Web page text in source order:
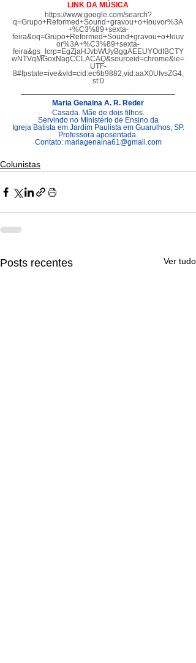
LINK DA MÚSICA
https://www.google.com/search?
q=Grupo+Reformed+Sound+gravou+o+louvor%3A
+%C3%89+sexta-
feira&oq=Grupo+Reformed+Sound+gravou+o+louv
or%3A+%C3%89+sexta-
feira&gs_lcrp=EgZjaHJvbWUyBggAEEUYOdIBCTY
wNTVqMGoxNagCCLACAQ&sourceid=chrome&ie=
UTF-
8#fpstate=ive&vld=cid:ec6b9882,vid:aaX0UIvsZG4,
st:0
Maria Genaina A. R. Reder
Casada. Mãe de dois filhos.
Servindo no Ministério de Ensino da
Igreja Batista em Jardim Paulista em Guarulhos, SP.
Professora aposentada.
Contato: mariagenaina61@gmail.com
Colunistas
Posts recentes Ver tudo